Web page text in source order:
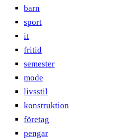
barn
sport
it
fritid
semester
mode
livsstil
konstruktion
företag
pengar